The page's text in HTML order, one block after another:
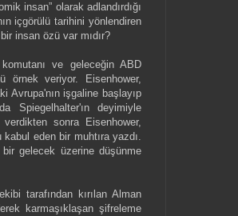
insan” olarak adlandırdığı
içgörülü tarihini yönlendiren
insan özü var mıdır?
ve geleceğin ABD
örnek veriyor. Eisenhower,
Avrupa'nın işgaline başlayıp
Spiegelhalter'ın deyimiyle
sonra Eisenhower,
eden bir muhtıra yazdı.
bir gelecek üzerine düşünme
tarafından kırılan Alman
karmaşıklaşan şifreleme